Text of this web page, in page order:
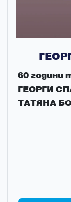
60 години
ГЕОРГИ
ТАТЯНА